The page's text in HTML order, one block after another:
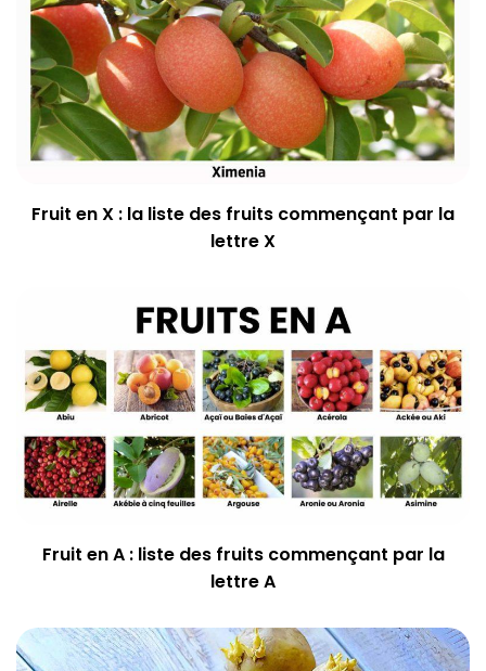
Fruit en X : la liste des fruits commençant par la
lettre X
Fruit en A : liste des fruits commençant par la
lettre A